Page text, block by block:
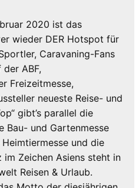
2020 ist das
wieder DER Hotspot für
Caravaning-Fans
ABF,
Freizeitmesse,
neueste Reise- und
gibt’s parallel die
Bau- und Gartenmesse
und die
im Zeichen Asiens steht in
Reisen & Urlaub.